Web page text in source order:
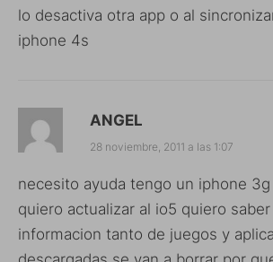
lo desactiva otra app o al
iphone 4s
ANGEL
28 noviembre, 2011 a las 1:07
necesito ayuda tengo un iphone
quiero actualizar al io5 quiero
informacion tanto de juegos y